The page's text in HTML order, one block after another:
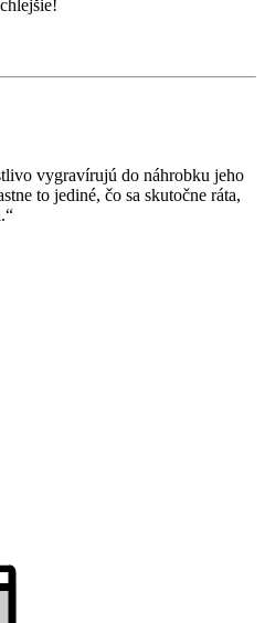
vygravírujú do náhrobku jeho
to jediné, čo sa skutočne ráta,